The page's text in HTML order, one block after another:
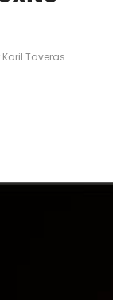
Karil Taveras